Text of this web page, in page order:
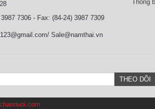
7306 - Fax: (84-24) 3987 7309
Sale@namthai.vn
Thông